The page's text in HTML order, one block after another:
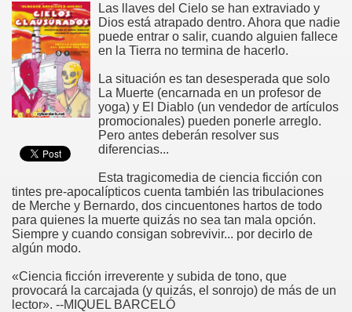
Las llaves del Cielo se han extraviado y
Dios está atrapado dentro. Ahora que nadie
puede entrar o salir, cuando alguien fallece
en la Tierra no termina de hacerlo.
La situación es tan desesperada que solo
La Muerte (encarnada en un profesor de
yoga) y El Diablo (un vendedor de artículos
promocionales) pueden ponerle arreglo.
Pero antes deberán resolver sus
diferencias...
Esta tragicomedia de ciencia ficción con
tintes pre-apocalípticos cuenta también las tribulaciones
de Merche y Bernardo, dos cincuentones hartos de todo
para quienes la muerte quizás no sea tan mala opción.
Siempre y cuando consigan sobrevivir... por decirlo de
algún modo.
«Ciencia ficción irreverente y subida de tono, que
provocará la carcajada (y quizás, el sonrojo) de más de un
lector». --MIQUEL BARCELÓ